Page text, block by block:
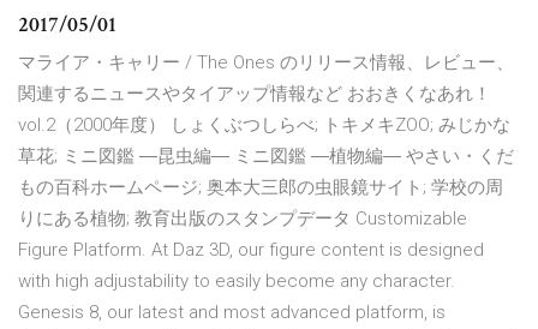
2017/05/01
マライア・キャリー / The Ones のリリース情報、レビュー、
関連するニュースやタイアップ情報など おおきくなあれ！
vol.2（2000年度） しょくぶつしらべ; トキメキZOO; みじかな
草花; ミニ図鑑 ―昆虫編― ミニ図鑑 ―植物編― やさい・くだ
もの百科ホームページ; 奥本大三郎の虫眼鏡サイト; 学校の周
りにある植物; 教育出版のスタンプデータ Customizable
Figure Platform. At Daz 3D, our figure content is designed
with high adjustability to easily become any character.
Genesis 8, our latest and most advanced platform, is